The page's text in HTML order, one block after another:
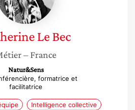
Le Bec
– France
Natur&Sens
formatrice et
facilitatrice
Intelligence collective